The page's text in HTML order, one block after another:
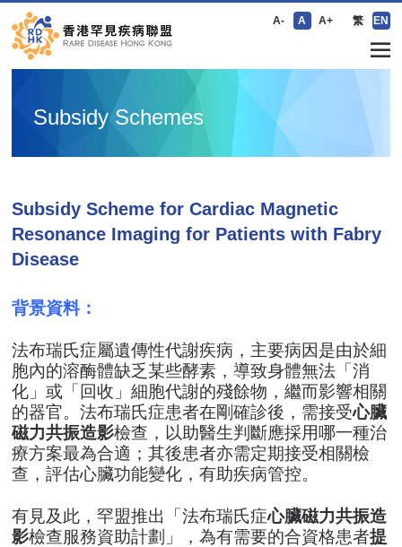
A- A A+ 繁 EN
Subsidy Schemes
Subsidy Scheme for Cardiac Magnetic
Resonance Imaging for Patients with Fabry
Disease
背景資料：
法布瑞氏症屬遺傳性代謝疾病，主要病因是由於細
胞內的溶酶體缺乏某些酵素，導致身體無法「消
化」或「回收」細胞代謝的殘餘物，繼而影響相關
的器官。法布瑞氏症患者在剛確診後，需接受心臟
磁力共振造影檢查，以助醫生判斷應採用哪一種治
療方案最為合適；其後患者亦需定期接受相關檢
查，評估心臟功能變化，有助疾病管控。
有見及此，罕盟推出「法布瑞氏症心臟磁力共振造
影檢查服務資助計劃」，為有需要的合資格患者提